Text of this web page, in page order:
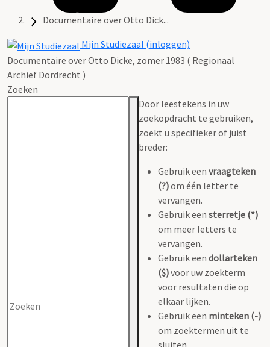
Documentaire over Otto Dick...
Mijn Studiezaal (inloggen)
Documentaire over Otto Dicke, zomer 1983 ( Regionaal
Archief Dordrecht )
Zoeken
Door leestekens in uw
zoekopdracht te gebruiken,
zoekt u specifieker of juist
breder:
Gebruik een vraagteken
(?)om één letter te
vervangen.
Gebruik een sterretje (*)
om meer letters te
vervangen.
Gebruik een dollarteken
($)voor uw zoekterm
voor resultaten die op
elkaar lijken.
Gebruik een minteken (-)
om zoektermen uit te
sluiten.